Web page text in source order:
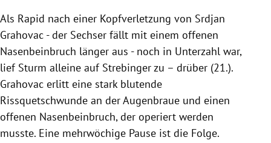
Als Rapid nach einer Kopfverletzung von Srdjan
Grahovac - der Sechser fällt mit einem offenen
Nasenbeinbruch länger aus - noch in Unterzahl war,
lief Sturm alleine auf Strebinger zu – drüber (21.).
Grahovac erlitt eine stark blutende
Rissquetschwunde an der Augenbraue und einen
offenen Nasenbeinbruch, der operiert werden
musste. Eine mehrwöchige Pause ist die Folge.